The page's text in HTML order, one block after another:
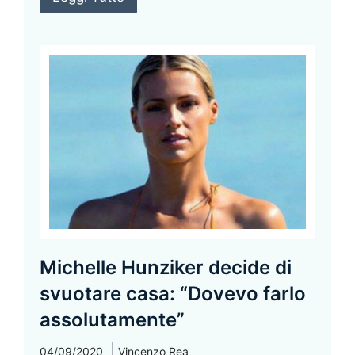
Michelle Hunziker decide di
svuotare casa: “Dovevo farlo
assolutamente”
04/09/2020 Vincenzo Rea